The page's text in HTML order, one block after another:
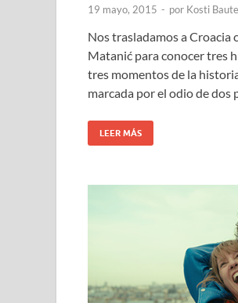
19 mayo, 2015 - por Kosti Baute
Nos trasladamos a Croacia
Matanić para conocer tres
tres momentos de la
marcada por el odio de dos
LEER MÁS